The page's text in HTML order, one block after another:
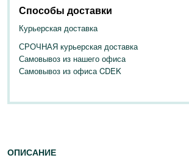
Способы доставки
Курьерская доставка
СРОЧНАЯ курьерская доставка
Самовывоз из нашего офиса
Самовывоз из офиса CDEK
ОПИСАНИЕ